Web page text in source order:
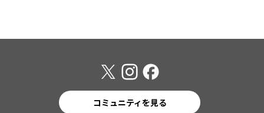
コミュニティを見る